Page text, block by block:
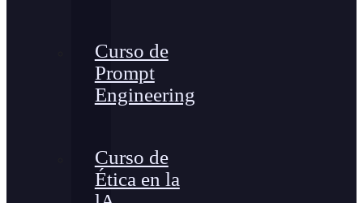
Curso de
Prompt
Engineering
Curso de
Ética en la